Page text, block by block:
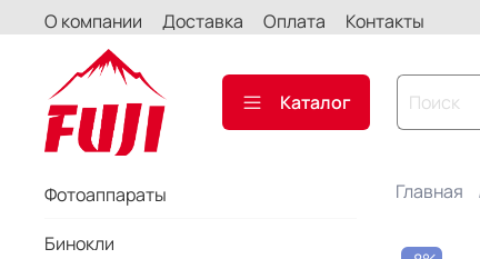
О компании Доставка Оплата Контакты
Каталог
Главная
Фотоаппараты
Бинокли